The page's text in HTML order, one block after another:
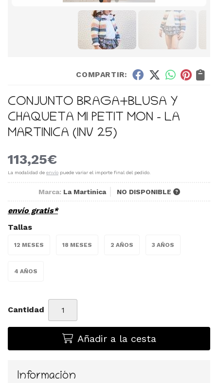
COMPARTIR:
CONJUNTO BRAGA+BLUSA Y
CHAQUETA MI PETIT MON - LA
MARTINICA (INV 25)
113,25€
La modalidad de envío puede variar el importe final del pedido.
Marca: La Martinica NO DISPONIBLE
envío gratis*
Tallas
12 MESES 18 MESES 2 AÑOS 3 AÑOS
4 AÑOS
Cantidad
Añadir a la cesta
Información